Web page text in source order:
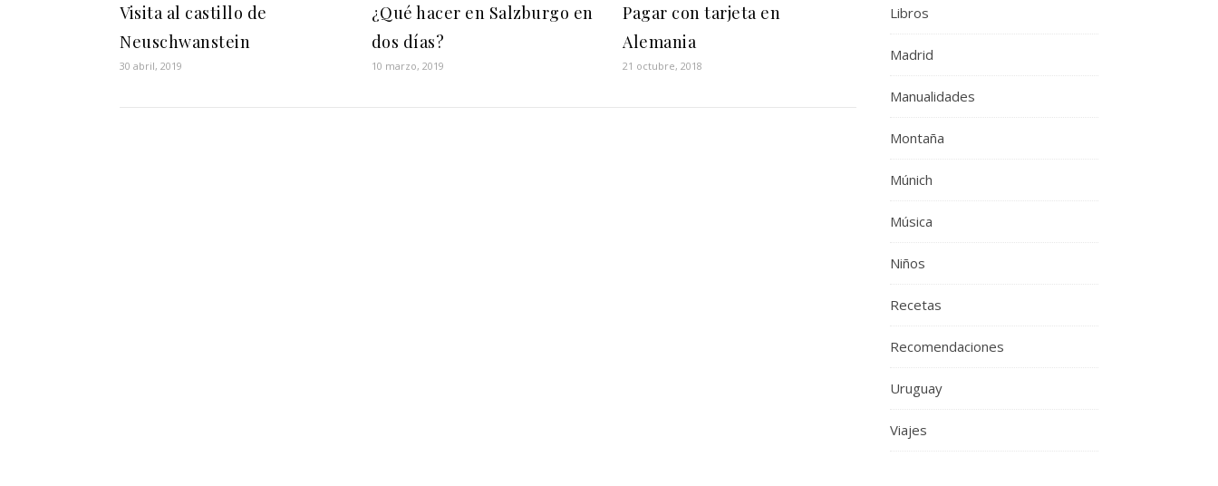
Visita al castillo de
Neuschwanstein
30 abril, 2019
¿Qué hacer en Salzburgo en
dos días?
10 marzo, 2019
Pagar con tarjeta en
Alemania
21 octubre, 2018
Libros
Madrid
Manualidades
Montaña
Múnich
Música
Niños
Recetas
Recomendaciones
Uruguay
Viajes